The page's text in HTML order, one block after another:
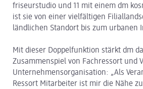
friseurstudio und 11 mit einem dm
ist sie von einer vielfältigen
ländlichen Standort bis zum urbanen
Mit dieser Doppelfunktion stärkt dm
Zusammenspiel von Fachressort und
Unternehmensorganisation: „Als
Ressort Mitarbeiter ist mir die Nähe